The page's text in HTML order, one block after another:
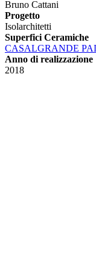
Bruno Cattani
Progetto
Isolarchitetti
Superfici Ceramiche
CASALGRANDE
Anno di realizzazione
2018